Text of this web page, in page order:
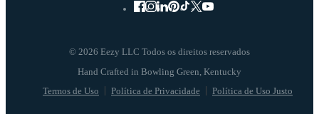
© 2026 Eezy LLC Todos os direitos reservados
Termos de Uso Política de Privacidade Política de Uso Justo